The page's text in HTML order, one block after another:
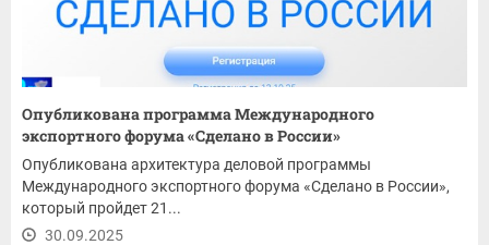
Опубликована программа Международного
экспортного форума «Сделано в России»
Опубликована архитектура деловой программы
Международного экспортного форума «Сделано в России»,
который пройдет 21...
30.09.2025